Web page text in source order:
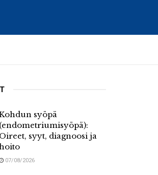
syöpä
(endometriumisyöpä):
Oireet, syyt, diagnoosi ja
07/08/2026